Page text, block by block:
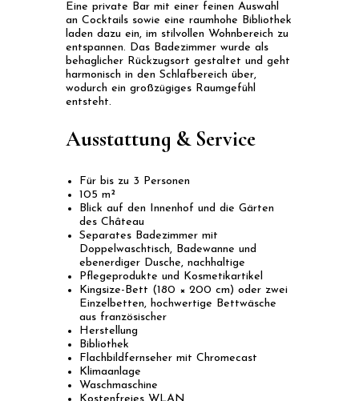
Eine private Bar mit einer feinen Auswahl
an Cocktails sowie eine raumhohe Bibliothek
laden dazu ein, im stilvollen Wohnbereich zu
entspannen. Das Badezimmer wurde als
behaglicher Rückzugsort gestaltet und geht
harmonisch in den Schlafbereich über,
wodurch ein großzügiges Raumgefühl
entsteht.
Ausstattung & Service
Für bis zu 3 Personen
105 m²
Blick auf den Innenhof und die Gärten
des Château
Separates Badezimmer mit
Doppelwaschtisch, Badewanne und
ebenerdiger Dusche, nachhaltige
Pflegeprodukte und Kosmetikartikel
Kingsize-Bett (180 × 200 cm) oder zwei
Einzelbetten, hochwertige Bettwäsche
aus französischer
Herstellung
Bibliothek
Flachbildfernseher mit Chromecast
Klimaanlage
Waschmaschine